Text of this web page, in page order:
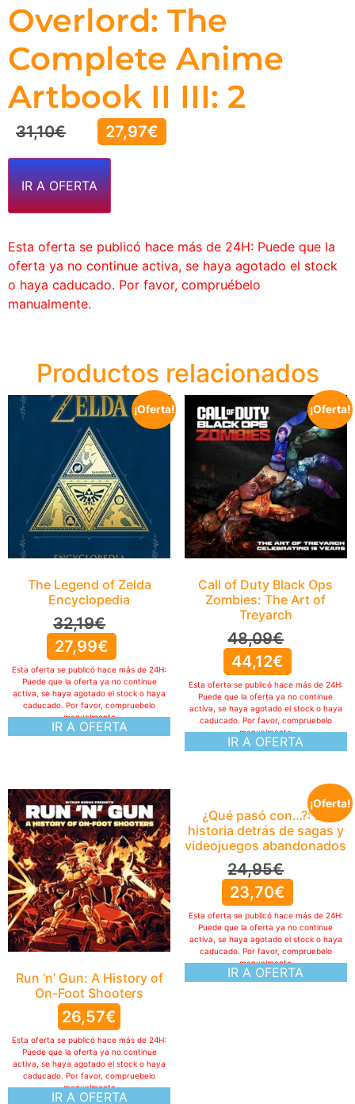
Overlord: The
Complete Anime
Artbook II III: 2
31,10€ 27,97€
IR A OFERTA
Esta oferta se publicó hace más de 24H: Puede que la
oferta ya no continue activa, se haya agotado el stock
o haya caducado. Por favor, compruébelo
manualmente.
Productos relacionados
¡Oferta!
The Legend of Zelda
Encyclopedia
32,19€
27,99€
IR A OFERTA
Esta oferta se publicó hace más de 24H:
Puede que la oferta ya no continue
activa, se haya agotado el stock o haya
caducado. Por favor, compruebelo
manualmente
¡Oferta!
Call of Duty Black Ops
Zombies: The Art of
Treyarch
48,09€
44,12€
IR A OFERTA
Esta oferta se publicó hace más de 24H:
Puede que la oferta ya no continue
activa, se haya agotado el stock o haya
caducado. Por favor, compruebelo
manualmente
Run ‘n’ Gun: A History of
On-Foot Shooters
26,57€
IR A OFERTA
Esta oferta se publicó hace más de 24H:
Puede que la oferta ya no continue
activa, se haya agotado el stock o haya
caducado. Por favor, compruebelo
manualmente
¡Oferta!
¿Qué pasó con…?: La
historia detrás de sagas y
videojuegos abandonados
24,95€
23,70€
IR A OFERTA
Esta oferta se publicó hace más de 24H:
Puede que la oferta ya no continue
activa, se haya agotado el stock o haya
caducado. Por favor, compruebelo
manualmente